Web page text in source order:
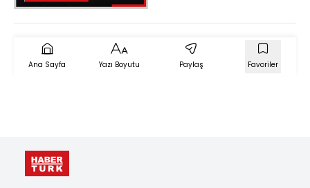
Ana Sayfa Yazı Boyutu Paylaş Favoriler